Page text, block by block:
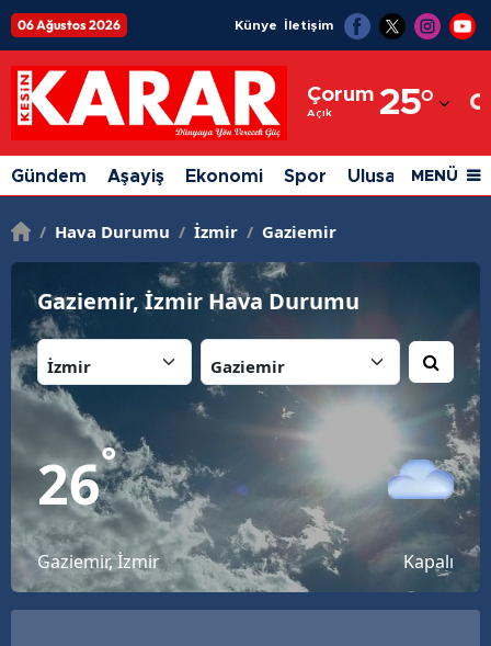
06 Ağustos 2026 Künye İletişim
Çorum
Açık 25°
Adıyaman
Afyonkarahisar
Ağrı
Amasya
Antalya
Artvin
Balıkesir
Bilecik
Bingöl
Bitlis
Gündem Aşayiş Ekonomi Spor Ulusal Siyaset
MENÜ
/ Hava Durumu / İzmir / Gaziemir
Gaziemir, İzmir Hava Durumu
26°
Gaziemir, İzmir Kapalı